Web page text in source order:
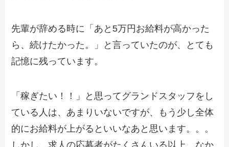
先輩が辞める時に「あと5万円お給料が高かった
ら、続けたかった。」と言っていたのが、とても
記憶に残っています。
「稼ぎたい！！」と思ってグランドスタッフをし
ている人は、あまりいないですが、もう少し全体
的にお給料が上がるといいなあと思います。。。